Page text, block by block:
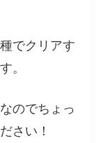
でクリアす
。
のでちょっ
さい！